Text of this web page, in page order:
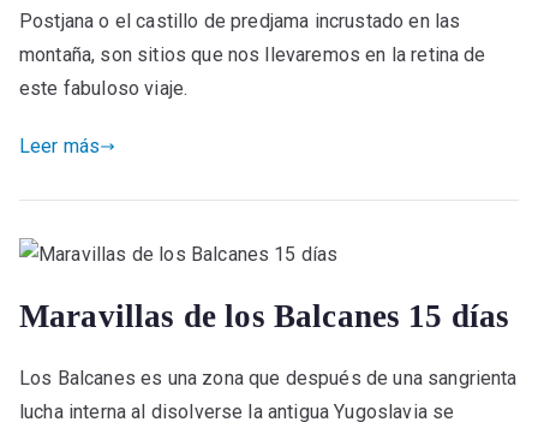
Postjana o el castillo de predjama incrustado en las
montaña, son sitios que nos llevaremos en la retina de
este fabuloso viaje.
Leer más
Maravillas de los Balcanes 15 días
Los Balcanes es una zona que después de una sangrienta
lucha interna al disolverse la antigua Yugoslavia se